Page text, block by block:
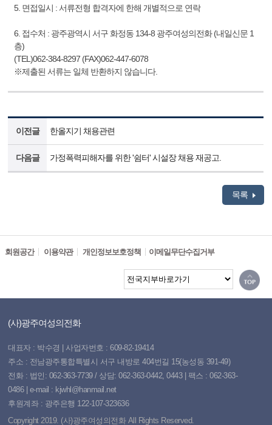
5. 면접일시 : 서류전형 합격자에 한해 개별적으로 연락
6. 접수처 : 광주광역시 서구 화정동 134-8 광주여성의전화 (내일신문 1
층)
(TEL)062-384-8297 (FAX)062-447-6078
※제출된 서류는 일체 반환하지 않습니다.
이전글 한올지기 채용관련
다음글 가정폭력피해자를 위한 '쉼터' 시설장 채용 재공고.
목록
회원공간 이용약관 개인정보보호정책 이메일무단수집거부
(사)광주여성의전화
대표자 : 박수경 | 사업자번호 : 609-82-19414
주소 : 전남광주통합특별시 서구 내방로 404번길 15(농성동 391-49)
전화 : 법인: 062-363-7739 / 상담: 062-363-0442, 0443 | 팩스 : 062-363-
0486 | e-mail : kjwhl@hanmail.net
후원계좌 : 광주은행 122-107-323636
Copyright 2019. (사)광주여성의전화 All Rights Reserved.